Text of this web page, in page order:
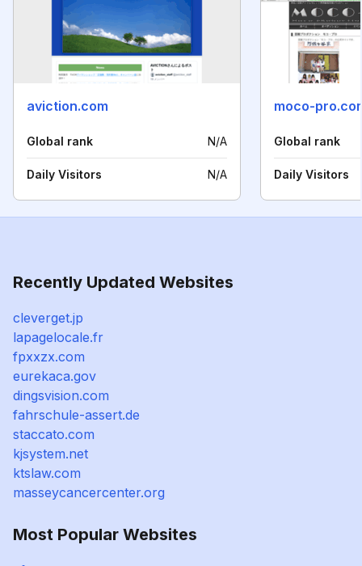
aviction.com
Global rank N/A
Daily Visitors N/A
moco-
Global rank
Daily Visitors
Recently Updated Websites
cleverget.jp
lapagelocale.fr
fpxxzx.com
eurekaca.gov
dingsvision.com
fahrschule-assert.de
staccato.com
kjsystem.net
ktslaw.com
masseycancercenter.org
Most Popular Websites